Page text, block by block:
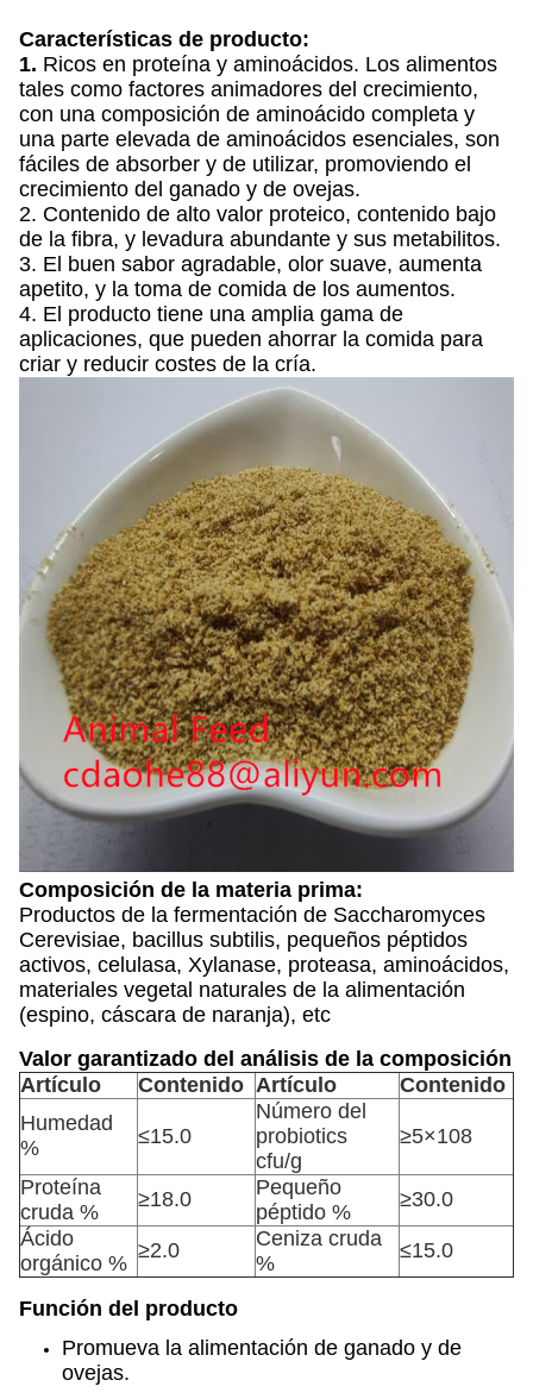
Características de producto:
1. Ricos en proteína y aminoácidos. Los alimentos
tales como factores animadores del crecimiento,
con una composición de aminoácido completa y
una parte elevada de aminoácidos esenciales, son
fáciles de absorber y de utilizar, promoviendo el
crecimiento del ganado y de ovejas.
2. Contenido de alto valor proteico, contenido bajo
de la fibra, y levadura abundante y sus metabilitos.
3. El buen sabor agradable, olor suave, aumenta
apetito, y la toma de comida de los aumentos.
4. El producto tiene una amplia gama de
aplicaciones, que pueden ahorrar la comida para
criar y reducir costes de la cría.
Composición de la materia prima:
Productos de la fermentación de Saccharomyces
Cerevisiae, bacillus subtilis, pequeños péptidos
activos, celulasa, Xylanase, proteasa, aminoácidos,
materiales vegetal naturales de la alimentación
(espino, cáscara de naranja), etc
Valor garantizado del análisis de la composición
Artículo
Contenido Artículo
Contenido
Humedad
%
≤15.0
Número del
probiotics
cfu/g
≥5×108
Proteína
cruda %
≥18.0
Pequeño
péptido %
≥30.0
Ácido
orgánico %
≥2.0
Ceniza cruda
%
≤15.0
Función del producto
Promueva la alimentación de ganado y de
ovejas.